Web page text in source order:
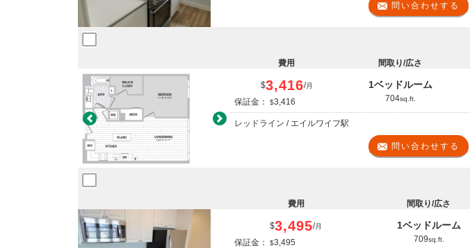
問い合わせする
Previous Next
費用 間取り/広さ
$3,416/月
保証金： $3,416
1ベッドルーム
704sq.ft.
レッドライン / エイルワイフ駅
問い合わせする
費用 間取り/広さ
$3,495/月
保証金： $3,495
1ベッドルーム
709sq.ft.